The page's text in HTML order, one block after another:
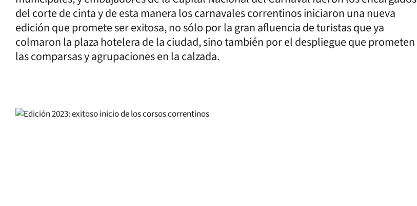
del corte de cinta y de esta manera los carnavales correntinos iniciaron una nueva
edición que promete ser exitosa, no sólo por la gran afluencia de turistas que ya
colmaron la plaza hotelera de la ciudad, sino también por el despliegue que prometen
las comparsas y agrupaciones en la calzada.